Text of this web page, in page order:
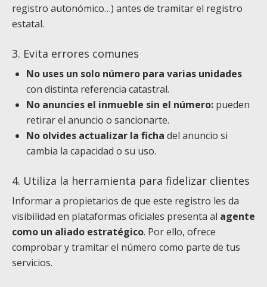
registro autonómico…) antes de tramitar el registro
estatal.
3. Evita errores comunes
No uses un solo número para varias unidades
con distinta referencia catastral.
No anuncies el inmueble sin el número: pueden
retirar el anuncio o sancionarte.
No olvides actualizar la ficha del anuncio si
cambia la capacidad o su uso.
4. Utiliza la herramienta para fidelizar clientes
Informar a propietarios de que este registro les da
visibilidad en plataformas oficiales presenta al agente
como un aliado estratégico. Por ello, ofrece
comprobar y tramitar el número como parte de tus
servicios.